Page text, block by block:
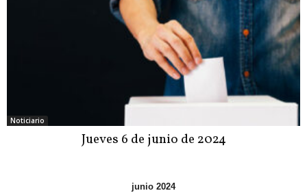
Noticiario
Jueves 6 de junio de 2024
junio 2024